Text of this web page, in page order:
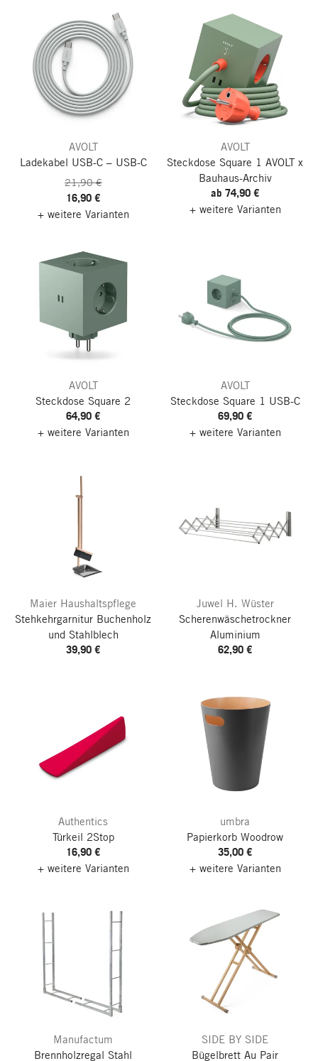
AVOLT
Ladekabel USB-C – USB-C
21,90 €
16,90 €
+ weitere Varianten
AVOLT
Steckdose Square 1 AVOLT x
Bauhaus-Archiv
ab 74,90 €
+ weitere Varianten
AVOLT
Steckdose Square 2
64,90 €
+ weitere Varianten
AVOLT
Steckdose Square 1 USB-C
69,90 €
+ weitere Varianten
Maier Haushaltspflege
Stehkehrgarnitur Buchenholz
und Stahlblech
39,90 €
Juwel H. Wüster
Scherenwäschetrockner
Aluminium
62,90 €
Authentics
Türkeil 2Stop
16,90 €
+ weitere Varianten
umbra
Papierkorb Woodrow
35,00 €
+ weitere Varianten
Manufactum
Brennholzregal Stahl
SIDE BY SIDE
Bügelbrett Au Pair